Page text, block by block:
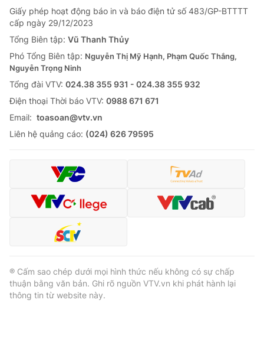
Giấy phép hoạt động báo in và báo điện tử số 483/GP-BTTTT
cấp ngày 29/12/2023
Tổng Biên tập: Vũ Thanh Thủy
Phó Tổng Biên tập: Nguyễn Thị Mỹ Hạnh, Phạm Quốc Thắng,
Nguyễn Trọng Ninh
Tổng đài VTV: 024.38 355 931 - 024.38 355 932
Ðiện thoại Thời báo VTV: 0988 671 671
Email: toasoan@vtv.vn
Liên hệ quảng cáo: (024) 626 79595
® Cấm sao chép dưới mọi hình thức nếu không có sự chấp
thuận bằng văn bản. Ghi rõ nguồn VTV.vn khi phát hành lại
thông tin từ website này.